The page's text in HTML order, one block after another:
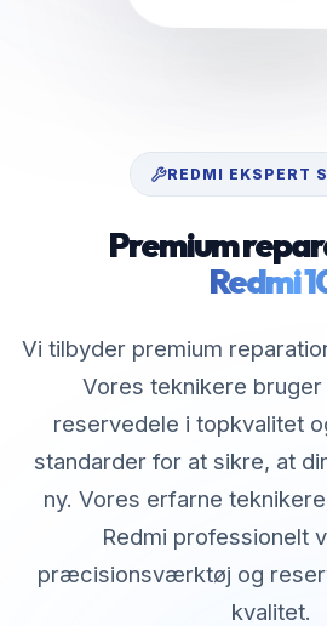
REDMI EKSPERT
Premium
Redmi
Vi tilbyder premium
Vores teknikere
reservedele i topkvalitet
standarder for at sikre, at
ny. Vores erfarne
Redmi professionelt
præcisionsværktøj og
kvalitet.